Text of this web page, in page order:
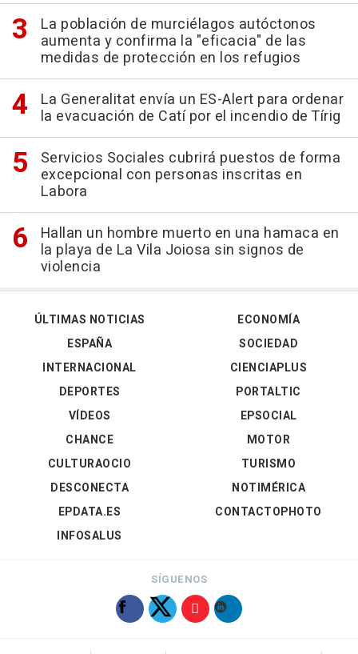
La población de murciélagos autóctonos
aumenta y confirma la "eficacia" de las
medidas de protección en los refugios
La Generalitat envía un ES-Alert para ordenar
la evacuación de Catí por el incendio de Tírig
Servicios Sociales cubrirá puestos de forma
excepcional con personas inscritas en
Labora
Hallan un hombre muerto en una hamaca en
la playa de La Vila Joiosa sin signos de
violencia
ÚLTIMAS NOTICIAS
ESPAÑA
INTERNACIONAL
DEPORTES
VÍDEOS
ECONOMÍA
SOCIEDAD
CIENCIAPLUS
PORTALTIC
EPSOCIAL
CHANCE
CULTURAOCIO
DESCONECTA
EPDATA.ES
INFOSALUS
MOTOR
TURISMO
NOTIMÉRICA
CONTACTOPHOTO
SÍGUENOS